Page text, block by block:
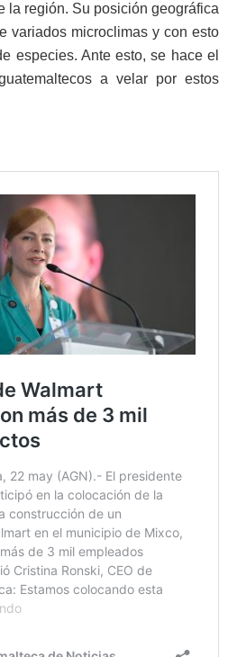
la región. Su posición geográfica
variados microclimas y con esto
especies. Ante esto, se hace el
a velar por estos